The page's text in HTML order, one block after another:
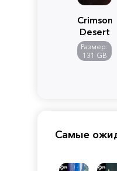
Crimson
Desert
Размер:
131 GB
Самые